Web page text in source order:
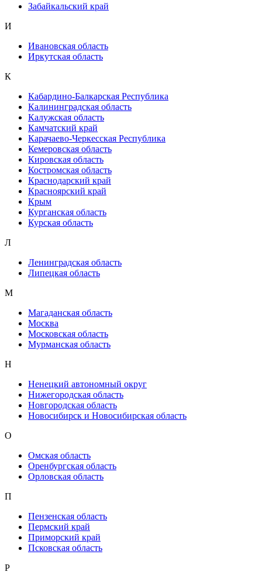
Забайкальский край
И
Ивановская область
Иркутская область
К
Кабардино-Балкарская Республика
Калининградская область
Калужская область
Камчатский край
Карачаево-Черкесская Республика
Кемеровская область
Кировская область
Костромская область
Краснодарский край
Красноярский край
Крым
Курганская область
Курская область
Л
Ленинградская область
Липецкая область
М
Магаданская область
Москва
Московская область
Мурманская область
Н
Ненецкий автономный округ
Нижегородская область
Новгородская область
Новосибирск и Новосибирская область
О
Омская область
Оренбургская область
Орловская область
П
Пензенская область
Пермский край
Приморский край
Псковская область
Р